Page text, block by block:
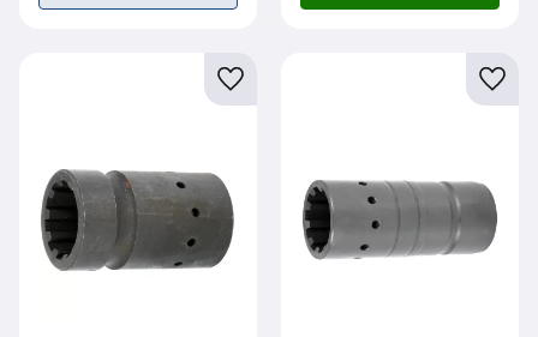
Lägg till i favoriter